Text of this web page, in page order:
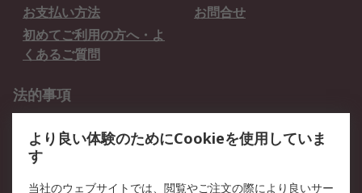
お支払い方法
お問合せ
初めてご利用の方へ・よ
くあるご質問
法的事項
クッキーポリシー
RSについて
より良い体験のためにCookieを使用していま
す
当社のウェブサイトでは、閲覧やご注文の際により良いサー